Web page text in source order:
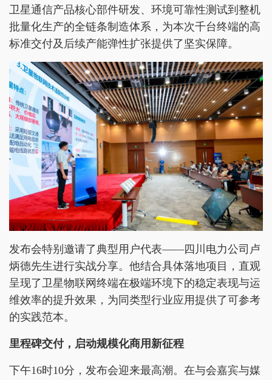
卫星通信产品核心部件研发、环境可靠性测试到整机
批量化生产的全链条制造体系，为本次千台终端的高
标准交付及后续产能弹性扩张提供了坚实保障。
发布会特别邀请了典型用户代表——四川电力公司卢
炳德先生进行实战分享。他结合具体落地项目，直观
呈现了卫星物联网终端在极端环境下的稳定表现与运
维效率的提升效果，为同类型行业应用提供了可参考
的实践范本。
里程碑交付，启动规模化商用新征程
下午16时10分，发布会迎来最高潮。在与会嘉宾与媒